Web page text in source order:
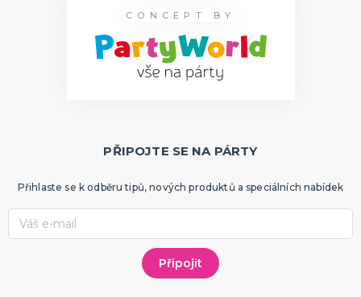
CONCEPT BY
PŘIPOJTE SE NA PÁRTY
Přihlaste se k odběru tipů, nových produktů a speciálních nabídek